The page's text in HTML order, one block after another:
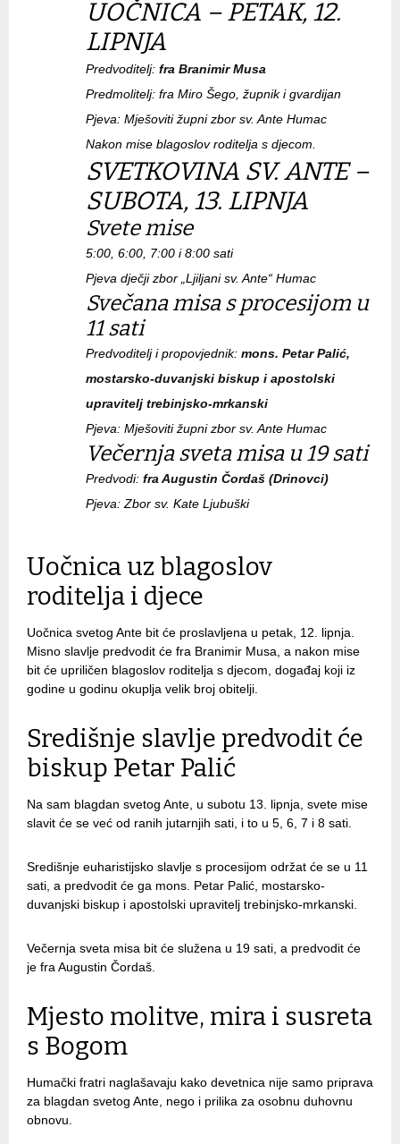
UOČNICA – PETAK, 12.
LIPNJA
Predvoditelj: fra Branimir Musa
Predmolitelj: fra Miro Šego, župnik i gvardijan
Pjeva: Mješoviti župni zbor sv. Ante Humac
Nakon mise blagoslov roditelja s djecom.
SVETKOVINA SV. ANTE –
SUBOTA, 13. LIPNJA
Svete mise
5:00, 6:00, 7:00 i 8:00 sati
Pjeva dječji zbor „Ljiljani sv. Ante“ Humac
Svečana misa s procesijom u
11 sati
Predvoditelj i propovjednik: mons. Petar Palić,
mostarsko-duvanjski biskup i apostolski
upravitelj trebinjsko-mrkanski
Pjeva: Mješoviti župni zbor sv. Ante Humac
Večernja sveta misa u 19 sati
Predvodi: fra Augustin Čordaš (Drinovci)
Pjeva: Zbor sv. Kate Ljubuški
Uočnica uz blagoslov
roditelja i djece
Uočnica svetog Ante bit će proslavljena u petak, 12. lipnja.
Misno slavlje predvodit će fra Branimir Musa, a nakon mise
bit će upriličen blagoslov roditelja s djecom, događaj koji iz
godine u godinu okuplja velik broj obitelji.
Središnje slavlje predvodit će
biskup Petar Palić
Na sam blagdan svetog Ante, u subotu 13. lipnja, svete mise
slavit će se već od ranih jutarnjih sati, i to u 5, 6, 7 i 8 sati.
Središnje euharistijsko slavlje s procesijom održat će se u 11
sati, a predvodit će ga mons. Petar Palić, mostarsko-
duvanjski biskup i apostolski upravitelj trebinjsko-mrkanski.
Večernja sveta misa bit će služena u 19 sati, a predvodit će
je fra Augustin Čordaš.
Mjesto molitve, mira i susreta
s Bogom
Humački fratri naglašavaju kako devetnica nije samo priprava
za blagdan svetog Ante, nego i prilika za osobnu duhovnu
obnovu.